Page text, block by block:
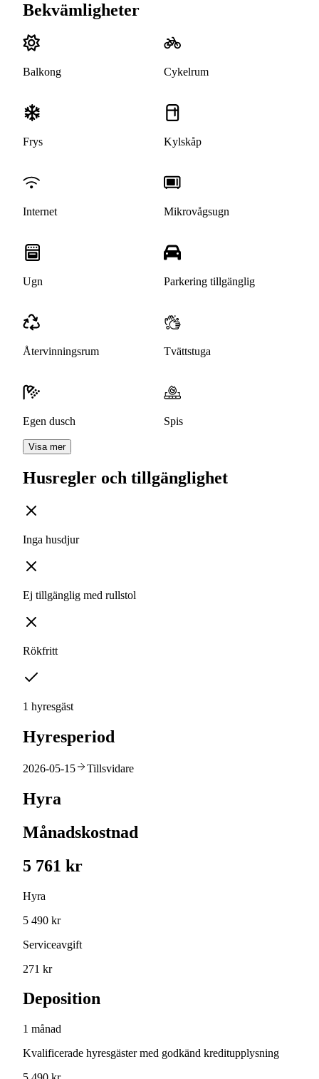
Bekvämligheter
Balkong Cykelrum
Frys Kylskåp
Internet Mikrovågsugn
Ugn Parkering tillgänglig
Återvinningsrum Tvättstuga
Egen dusch Spis
Visa mer
Husregler och tillgänglighet
Inga husdjur
Ej tillgänglig med rullstol
Rökfritt
1 hyresgäst
Hyresperiod
2026-05-15 Tillsvidare
Hyra
Månadskostnad
5 761 kr
Hyra
5 490 kr
Serviceavgift
271 kr
Deposition
1 månad
Kvalificerade hyresgäster med godkänd kreditupplysning